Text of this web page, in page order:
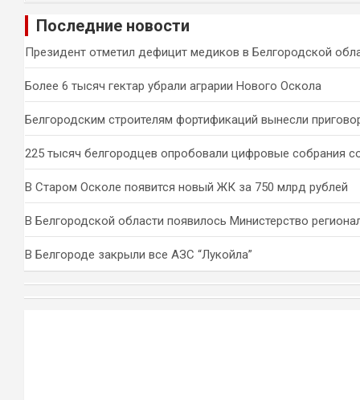
и
Последние новости
Президент отметил дефицит медиков в Белгородской
Более 6 тысяч гектар убрали аграрии Нового Оскола
Белгородским строителям фортификаций вынесли
225 тысяч белгородцев опробовали цифровые собрания
В Старом Осколе появится новый ЖК за 750 млрд рублей
В Белгородской области появилось Министерство
В Белгороде закрыли все АЗС “Лукойла”